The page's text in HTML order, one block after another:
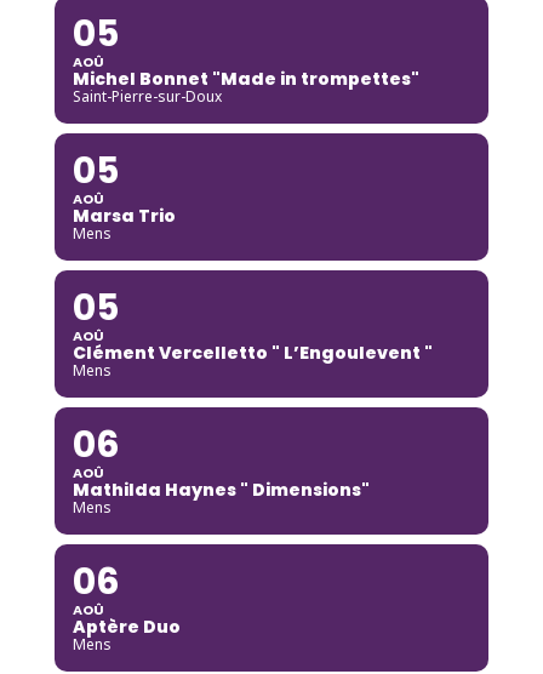
05
AOÛ
Michel Bonnet "Made in trompettes"
Saint-Pierre-sur-Doux
05
AOÛ
Marsa Trio
Mens
05
AOÛ
Clément Vercelletto " L’Engoulevent "
Mens
06
AOÛ
Mathilda Haynes " Dimensions"
Mens
06
AOÛ
Aptère Duo
Mens